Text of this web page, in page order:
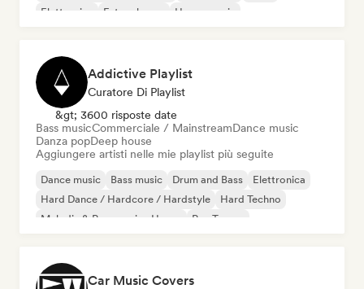
Elettronica
Future house House music
Addictive Playlist
Curatore Di Playlist
&gt; 3600 risposte date
Bass musicCommerciale / MainstreamDance music
Danza popDeep house
Aggiungere artisti nelle mie playlist più seguite
Dance music Bass music Drum and Bass
Elettronica
Hard Dance / Hardcore / Hardstyle
Hard Techno
Melodic & Progressive House
Psy-Trance
Car Music Covers